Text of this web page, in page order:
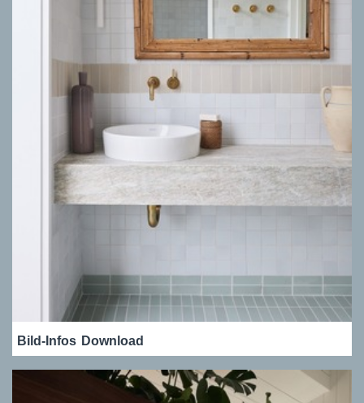
Bild-Infos Download